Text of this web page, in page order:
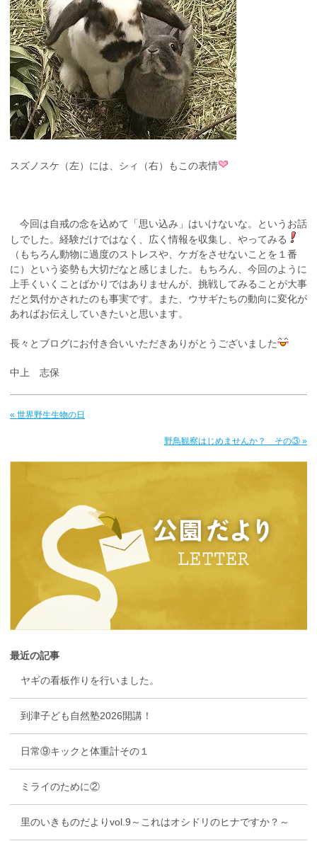
スズノスケ（左）には、シィ（右）もこの表情
今回は自戒の念を込めて「思い込み」はいけないな。というお話
しでした。経験だけではなく、広く情報を収集し、やってみる
（もちろん動物に過度のストレスや、ケガをさせないことを１番
に）という姿勢も大切だなと感じました。もちろん、今回のように
上手くいくことばかりではありませんが、挑戦してみることが大事
だと気付かされたのも事実です。また、ウサギたちの動向に変化が
あればお伝えしていきたいと思います。
長々とブログにお付き合いいただきありがとうございました
中上 志保
« 世界野生生物の日
野鳥観察はじめませんか？ その③ »
最近の記事
ヤギの看板作りを行いました。
到津子ども自然塾2026開講！
日常⑨キックと体重計その１
ミライのために②
里のいきものだよりvol.9～これはオシドリのヒナですか？～